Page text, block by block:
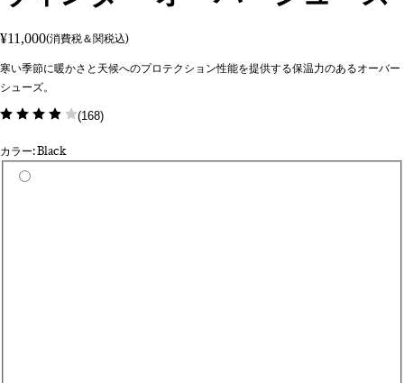
¥11,000(消費税＆関税込)
寒い季節に暖かさと天候へのプロテクション性能を提供する保温力のあるオーバー
シューズ。
(168)
カラー: Black
カラーを選択